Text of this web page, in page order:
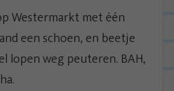
Westermarkt met één
een schoen, en beetje
lopen weg peuteren. BAH,